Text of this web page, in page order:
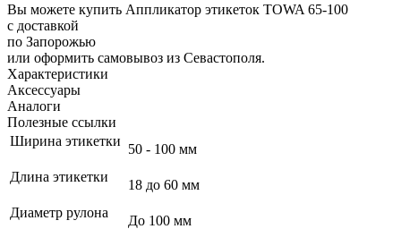
Вы можете купить Аппликатор этикеток TOWA 65-100
с доставкой
по Запорожью
или оформить самовывоз из Севастополя.
Характеристики
Аксессуары
Аналоги
Полезные ссылки
Ширина этикетки
50 - 100 мм
Длина этикетки
18 до 60 мм
Диаметр рулона
До 100 мм